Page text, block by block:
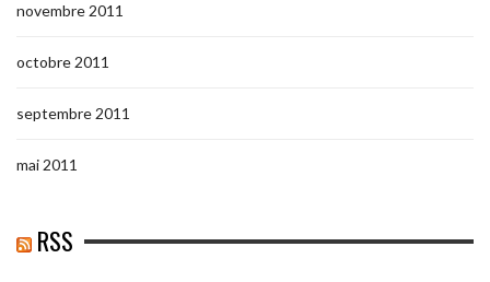
novembre 2011
octobre 2011
septembre 2011
mai 2011
RSS